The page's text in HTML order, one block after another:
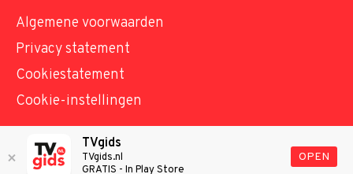
Algemene voorwaarden
Privacy statement
Cookiestatement
Cookie-instellingen
© TVgids.nl 2026 - All rights reserved. No text and
TVgids
TVgids.nl
GRATIS - In Play Store
OPEN